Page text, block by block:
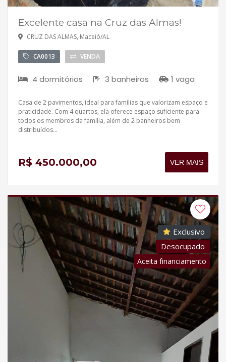
Excelente casa na Cruz das Almas!
CRUZ DAS ALMAS, Maceió/AL
CA0013 VENDA
4 dormitórios 3 banheiros 1 vaga
Casa de 2 pavimentos, ideal para famílias que valorizam espaço e
praticidade. Com 4 quartos, ela oferece espaço suficiente para
todos os membros da família, além de 2 banheiros bem
distribuídos...
R$ 450.000,00 VER MAIS
Exclusivo
Desocupado
Aceita financiamento